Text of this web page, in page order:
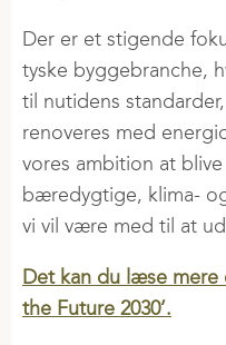
Levekyllinger
Slagtekyllinger
Fasaner
Kalkuner
Ænder og gæs
RÅVARER
Kvalitet af sojaskrå
VLOG-segmentet
Raps
Regenerativ landbrug
Grower's Finest
Kornlager
Risk Management
Handel i 2 Trin
FAGLIG VIDEN
Nyheder
Podcast
Vores historie
JOB I DLG GROUP
Rekrutteringsproces
Praktik
Der er et stigende
tyske byggebranche,
til nutidens
renoveres med
vores ambition at
bæredygtige, klima-
vi vil være med til at
Det kan du læse mere
the Future 2030’.